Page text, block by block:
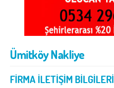
Adıyaman
Ağrı
Aksaray Amasya
Ümitköy Nakliye
FİRMA İLETİŞİM BİLGİLERİ